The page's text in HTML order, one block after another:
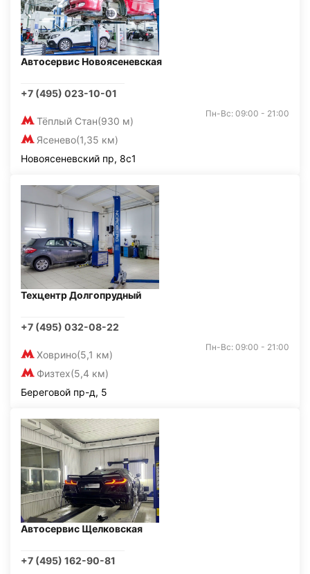
Автосервис Новоясеневская
+7 (495) 023-10-01
Тёплый Стан(930 м)
Ясенево(1,35 км)
Пн-Вс: 09:00 - 21:00
Новоясеневский пр, 8с1
Техцентр Долгопрудный
+7 (495) 032-08-22
Ховрино(5,1 км)
Физтех(5,4 км)
Пн-Вс: 09:00 - 21:00
Береговой пр-д, 5
Автосервис Щелковская
+7 (495) 162-90-81